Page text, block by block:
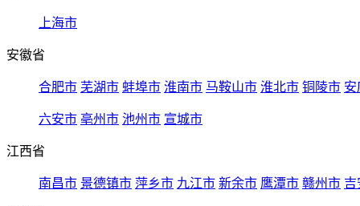
上海市
安徽省
合肥市 芜湖市 蚌埠市 淮南市 马鞍山市 淮北市 铜陵市 安
六安市 亳州市 池州市 宣城市
江西省
南昌市 景德镇市 萍乡市 九江市 新余市 鹰潭市 赣州市 吉